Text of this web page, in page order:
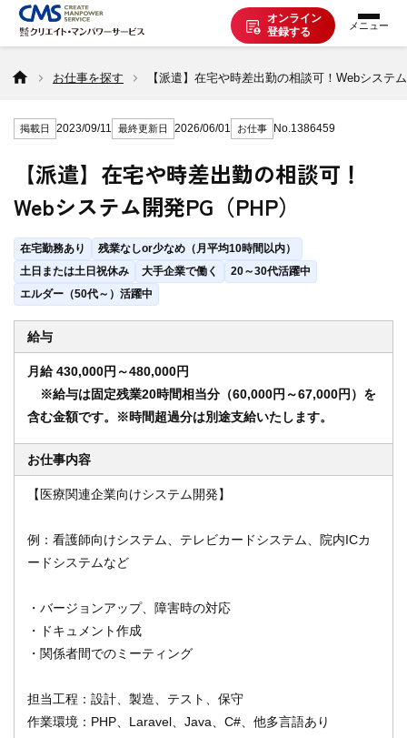
オンライン
登録する
お仕事を探す
派遣で働く
登録の流れ
派遣の知識
企業の方へ
CMSについて
オンライン登録する お問い合わせ
お仕事を探す 【派遣】在宅や時差出勤の相談可！Webシステ
掲載日 2023/09/11 最終更新日 2026/06/01 お仕事 No.1386459
【派遣】在宅や時差出勤の相談可！
Webシステム開発PG（PHP）
在宅勤務あり
残業なしor少なめ（月平均10時間以内）
土日または土日祝休み
大手企業で働く
20～30代活躍中
エルダー（50代～）活躍中
給与
月給 430,000円～480,000円
※給与は固定残業20時間相当分（60,000円～67,000円）を
含む金額です。※時間超過分は別途支給いたします。
お仕事内容
【医療関連企業向けシステム開発】
例：看護師向けシステム、テレビカードシステム、院内ICカ
ードシステムなど
・バージョンアップ、障害時の対応
・ドキュメント作成
・関係者間でのミーティング
担当工程：設計、製造、テスト、保守
作業環境：PHP、Laravel、Java、C#、他多言語あり